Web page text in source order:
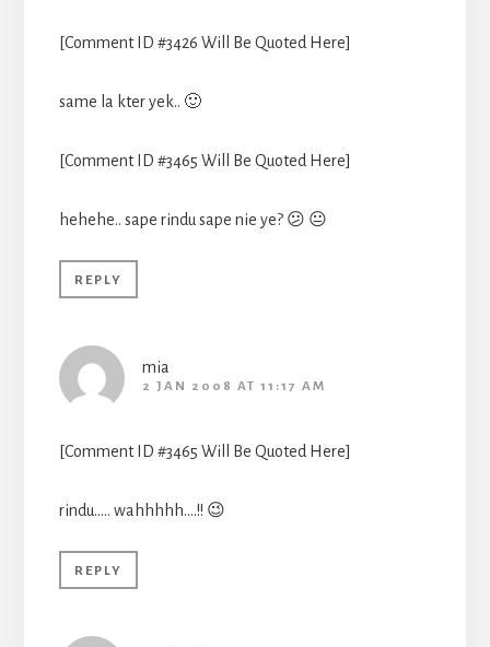
[Comment ID #3426 Will Be Quoted Here]
same la kter yek.. 🙂
[Comment ID #3465 Will Be Quoted Here]
hehehe.. sape rindu sape nie ye? 😕 😐
REPLY
mia
2 JAN 2008 AT 11:17 AM
[Comment ID #3465 Will Be Quoted Here]
rindu….. wahhhhh….!! 😉
REPLY